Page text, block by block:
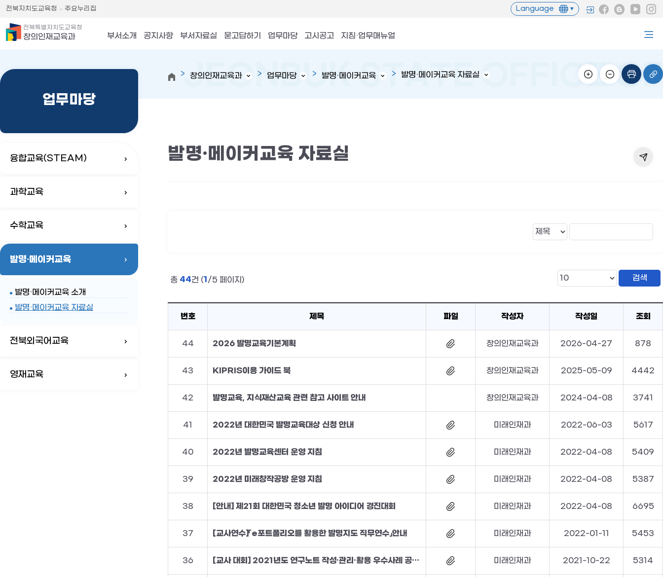
전북자치도교육청 주요누리집 Language
전북특별자치도교육청
창의인재교육과 부서소개 공지사항 부서자료실 묻고답하기 업무마당 고시공고 지침·업무매뉴얼
업무마당
융합교육(STEAM)
과학교육
수학교육
발명·메이커교육
발명·메이커교육 소개
발명·메이커교육 자료실
전북외국어교육
영재교육
창의인재교육과 업무마당 발명·메이커교육 발명·메이커교육 자료실
발명·메이커교육 자료실
총 44건 (1/5 페이지)
번호 제목 파일 작성자 작성일 조회
44 2026 발명교육기본계획 창의인재교육과 2026-04-27 878
43 KIPRIS이용 가이드 북 창의인재교육과 2025-05-09 4442
42 발명교육, 지식재산교육 관련 참고 사이트 안내 창의인재교육과 2024-04-08 3741
41 2022년 대한민국 발명교육대상 신청 안내 미래인재과 2022-06-03 5617
40 2022년 발명교육센터 운영 지침 미래인재과 2022-04-08 5409
39 2022년 미래창작공방 운영 지침 미래인재과 2022-04-08 5387
38 [안내] 제21회 대한민국 청소년 발명 아이디어 경진대회 미래인재과 2022-04-08 6695
37 [교사연수]「e포트폴리오를 활용한 발명지도 직무연수」안내 미래인재과 2022-01-11 5453
36 [교사 대회] 2021년도 연구노트 작성·관리·활용 우수사례 공모전 개최 안내 미래인재과 2021-10-22 5314